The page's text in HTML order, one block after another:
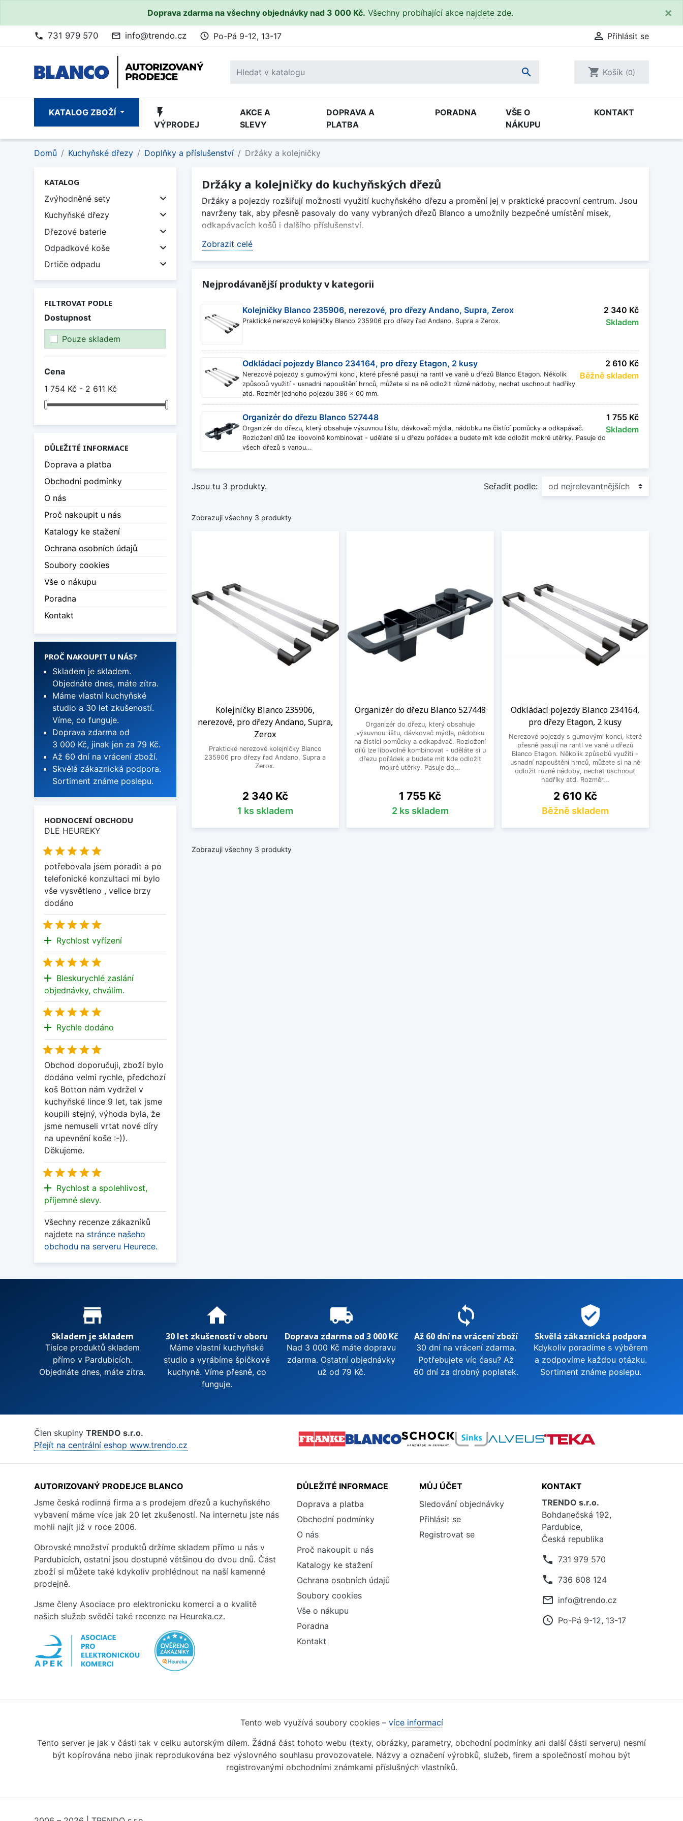
Doprava zdarma na všechny objednávky nad 3 000 Kč. Všechny probíhající akce najdete zde. ×
phone 731 979 570 mail_outline info@trendo.cz access_time Po-Pá 9-12, 13-17  Přihlásit se
 shopping_cart Košík (0)
KATALOG ZBOŽÍ flash_on
VÝPRODEJ
AKCE A
SLEVY
DOPRAVA A
PLATBA
PORADNA
VŠE O
NÁKUPU
KONTAKT
Domů Kuchyňské dřezy Doplňky a příslušenství Držáky a kolejničky
KATALOG
Zvýhodněné sety

Kuchyňské dřezy 
Dřezové baterie 
Odpadkové koše 
Drtiče odpadu 
FILTROVAT PODLE
Dostupnost
Pouze skladem
Cena
1 754 Kč - 2 611 Kč
DŮLEŽITÉ INFORMACE
Doprava a platba
Obchodní podmínky
O nás
Proč nakoupit u nás
Katalogy ke stažení
Ochrana osobních údajů
Soubory cookies
Vše o nákupu
Poradna
Kontakt
PROČ NAKOUPIT U NÁS?
Skladem je skladem.
Objednáte dnes, máte zítra.
Máme vlastní kuchyňské
studio a 30 let zkušeností.
Víme, co funguje.
Doprava zdarma od
3 000 Kč, jinak jen za 79 Kč.
Až 60 dní na vrácení zboží.
Skvělá zákaznická podpora.
Sortiment známe poslepu.
HODNOCENÍ OBCHODU
DLE HEUREKY

potřebovala jsem poradit a po
telefonické konzultaci mi bylo
vše vysvětleno , velice brzy
dodáno

add Rychlost vyřízení

add Bleskurychlé zaslání
objednávky, chválím.

add Rychle dodáno

Obchod doporučuji, zboží bylo
dodáno velmi rychle, předchozí
koš Botton nám vydržel v
kuchyňské lince 9 let, tak jsme
koupili stejný, výhoda byla, že
jsme nemuseli vrtat nové díry
na upevnění koše :-)).
Děkujeme.

add Rychlost a spolehlivost,
příjemné slevy.
Všechny recenze zákazníků
najdete na stránce našeho
obchodu na serveru Heurece.
Držáky a kolejničky do kuchyňských dřezů
Zobrazit celé
Držáky a pojezdy rozšiřují možnosti využití kuchyňského dřezu a promění jej v praktické pracovní centrum. Jsou
navrženy tak, aby přesně pasovaly do vany vybraných dřezů Blanco a umožnily bezpečné umístění misek,
odkapávacích košů i dalšího příslušenství.
Díky pojezdům můžete příslušenství snadno posouvat podle aktuální potřeby. Držáky poslouží také jako
Jak vybrat držáky a pojezdy
Při výběru doporučujeme ověřit kompatibilitu s konkrétním modelem dřezu Blanco. Originální držáky a pojezdy
zajistí přesné usazení, snadnou manipulaci s příslušenstvím a ještě pohodlnější práci v kuchyni.
Nejprodávanější produkty v kategorii
Kolejničky Blanco 235906, nerezové, pro dřezy Andano, Supra, Zerox
Praktické nerezové kolejničky Blanco 235906 pro dřezy řad Andano, Supra a Zerox.
2 340 Kč
Skladem
Odkládací pojezdy Blanco 234164, pro dřezy Etagon, 2 kusy
Nerezové pojezdy s gumovými konci, které přesně pasují na rantl ve vaně u dřezů Blanco Etagon. Několik
způsobů využití - usnadní napouštění hrnců, můžete si na ně odložit různé nádoby, nechat uschnout hadříky
atd. Rozměr jednoho pojezdu 386 x 60 mm.
2 610 Kč
Běžně skladem
Organizér do dřezu Blanco 527448
Organizér do dřezu, který obsahuje výsuvnou lištu, dávkovač mýdla, nádobku na čistící pomůcky a odkapávač.
Rozložení dílů lze libovolně kombinovat - uděláte si u dřezu pořádek a budete mít kde odložit mokré utěrky. Pasuje do
všech dřezů s vanou...
1 755 Kč
Skladem
Jsou tu 3 produkty. Seřadit podle:
Zobrazuji všechny 3 produkty
Kolejničky Blanco 235906,
nerezové, pro dřezy Andano, Supra,
Zerox
Praktické nerezové kolejničky Blanco
235906 pro dřezy řad Andano, Supra a
Zerox.
Cena
2 340 Kč
1 ks skladem
Organizér do dřezu Blanco 527448
Organizér do dřezu, který obsahuje
výsuvnou lištu, dávkovač mýdla, nádobku
na čistící pomůcky a odkapávač. Rozložení
dílů lze libovolně kombinovat - uděláte si u
dřezu pořádek a budete mít kde odložit
mokré utěrky. Pasuje do...
Cena
1 755 Kč
2 ks skladem
Odkládací pojezdy Blanco 234164,
pro dřezy Etagon, 2 kusy
Nerezové pojezdy s gumovými konci, které
přesně pasují na rantl ve vaně u dřezů
Blanco Etagon. Několik způsobů využití -
usnadní napouštění hrnců, můžete si na ně
odložit různé nádoby, nechat uschnout
hadříky atd. Rozměr...
Cena
2 610 Kč
Běžně skladem
Zobrazuji všechny 3 produkty
Proč nakupovat u nás?
store_mall_directory
Skladem je skladem
Tisíce produktů skladem
přímo v Pardubicích.
Objednáte dnes, máte zítra.
home
30 let zkušeností v oboru
Máme vlastní kuchyňské
studio a vyrábíme špičkové
kuchyně. Víme přesně, co
funguje.
local_shipping
Doprava zdarma od 3 000 Kč
Nad 3 000 Kč máte dopravu
zdarma. Ostatní objednávky
už od 79 Kč.
sync
Až 60 dní na vrácení zboží
30 dní na vrácení zdarma.
Potřebujete víc času? Až
60 dní za drobný poplatek.
verified_user
Skvělá zákaznická podpora
Kdykoliv poradíme s výběrem
a zodpovíme každou otázku.
Sortiment známe poslepu.
Člen skupiny TRENDO s.r.o.
Přejít na centrální eshop www.trendo.cz
AUTORIZOVANÝ PRODEJCE BLANCO
Jsme česká rodinná firma a s prodejem dřezů a kuchyňského
vybavení máme více jak 20 let zkušeností. Na internetu jste nás
mohli najít již v roce 2006.
Obrovské množství produktů držíme skladem přímo u nás v
Pardubicích, ostatní jsou dostupné většinou do dvou dnů. Část
zboží si můžete také kdykoliv prohlédnout na naší kamenné
prodejně.
Jsme členy Asociace pro elektronicku komerci a o kvalitě
našich služeb svědčí také recenze na Heureka.cz.
DŮLEŽITÉ INFORMACE
Doprava a platba
Obchodní podmínky
O nás
Proč nakoupit u nás
Katalogy ke stažení
Ochrana osobních údajů
Soubory cookies
Vše o nákupu
Poradna
Kontakt
MŮJ ÚČET
Sledování objednávky
Přihlásit se
Registrovat se
KONTAKT
TRENDO s.r.o.
Bohdanečská 192,
Pardubice,
Česká republika
phone 731 979 570
phone 736 608 124
mail_outline info@trendo.cz
access_time Po-Pá 9-12, 13-17
Tento web využívá soubory cookies – více informací
Tento server je jak v části tak v celku autorským dílem. Žádná část tohoto webu (texty, obrázky, parametry, obchodní podmínky ani další části serveru) nesmí
být kopírována nebo jinak reprodukována bez výslovného souhlasu provozovatele. Názvy a označení výrobků, služeb, firem a společností mohou být
registrovanými obchodními známkami příslušných vlastníků.